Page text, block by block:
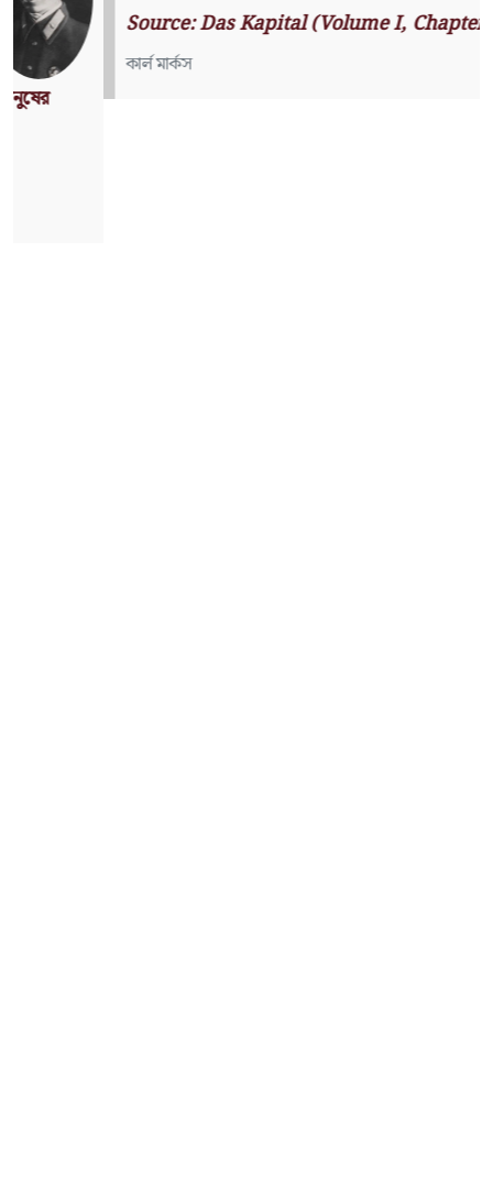
Source: Das Kapital (Volume I,
Chapter 1)
কার্ল মার্কস